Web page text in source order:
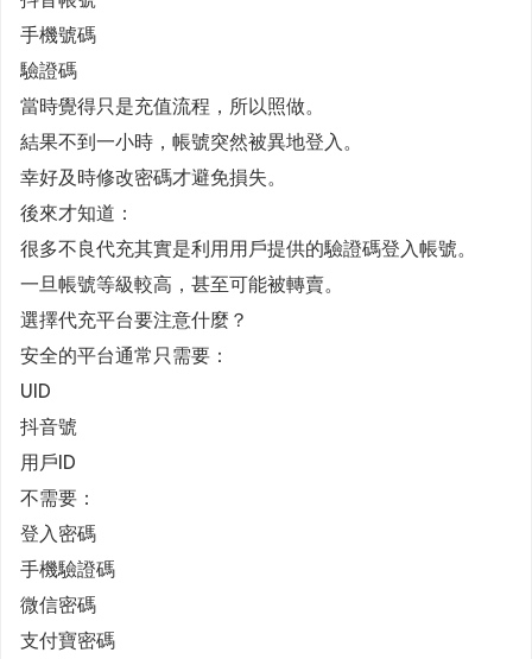
手機號碼
驗證碼
當時覺得只是充值流程，所以照做。
結果不到一小時，帳號突然被異地登入。
幸好及時修改密碼才避免損失。
後來才知道：
很多不良代充其實是利用用戶提供的驗證碼登入帳號。
一旦帳號等級較高，甚至可能被轉賣。
選擇代充平台要注意什麼？
安全的平台通常只需要：
UID
抖音號
用戶ID
不需要：
登入密碼
手機驗證碼
微信密碼
支付寶密碼